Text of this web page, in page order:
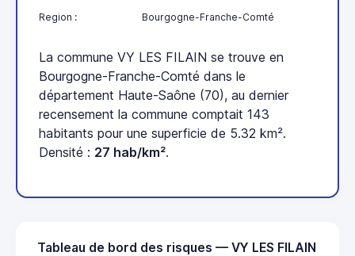
Region : Bourgogne-Franche-Comté
La commune VY LES FILAIN se trouve en
Bourgogne-Franche-Comté dans le
département Haute-Saône (70), au dernier
recensement la commune comptait 143
habitants pour une superficie de 5.32 km².
Densité : 27 hab/km².
Tableau de bord des risques — VY LES FILAIN